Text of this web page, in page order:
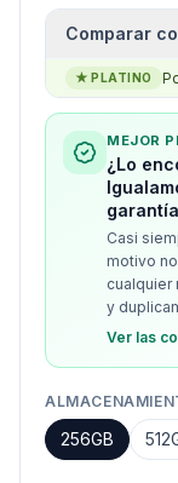
Comparar
★ PLATINO
MEJOR
¿Lo
Casi
motivo
cualquier
y
Ver las
256GB